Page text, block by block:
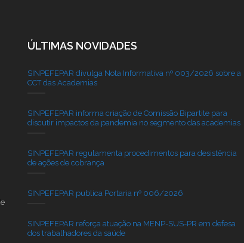
ÚLTIMAS NOVIDADES
SINPEFEPAR divulga Nota Informativa nº 003/2026 sobre a
CCT das Academias
SINPEFEPAR informa criação de Comissão Bipartite para
discutir impactos da pandemia no segmento das academias
SINPEFEPAR regulamenta procedimentos para desistência
de ações de cobrança
SINPEFEPAR publica Portaria nº 006/2026
SINPEFEPAR reforça atuação na MENP-SUS-PR em defesa
dos trabalhadores da saúde